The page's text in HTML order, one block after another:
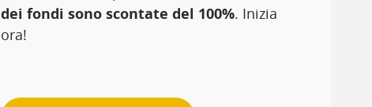
dei fondi sono scontate del 100%. Inizia
ora!